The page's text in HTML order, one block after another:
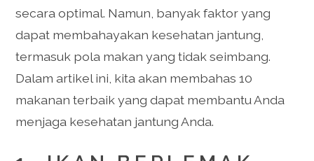
secara optimal. Namun, banyak faktor yang
dapat membahayakan kesehatan jantung,
termasuk pola makan yang tidak seimbang.
Dalam artikel ini, kita akan membahas 10
makanan terbaik yang dapat membantu Anda
menjaga kesehatan jantung Anda.